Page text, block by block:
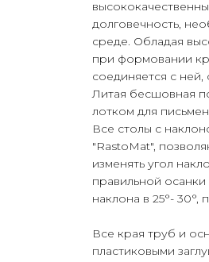
долговечность,
среде. Обладая
при формовании
соединяется с
Литая бесшовная
лотком для
Все столы с
"RastoMat",
изменять угол
правильной осанки
наклона в 25°- 30°,
Все края труб и
пластиковыми